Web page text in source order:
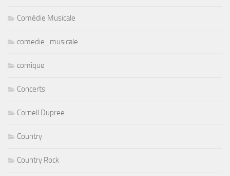
Comédie Musicale
comedie_musicale
comique
Concerts
Cornell Dupree
Country
Country Rock